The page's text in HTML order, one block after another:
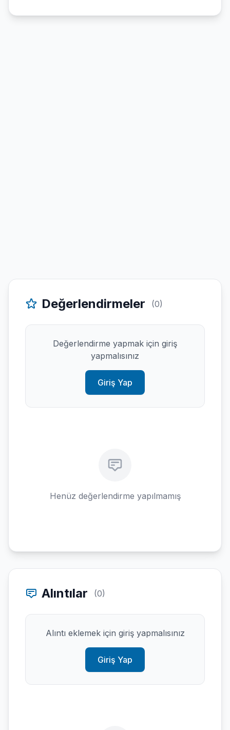
Değerlendirmeler (0)
Değerlendirme yapmak için giriş
yapmalısınız
Giriş Yap
Henüz değerlendirme yapılmamış
Alıntılar (0)
Alıntı eklemek için giriş yapmalısınız
Giriş Yap